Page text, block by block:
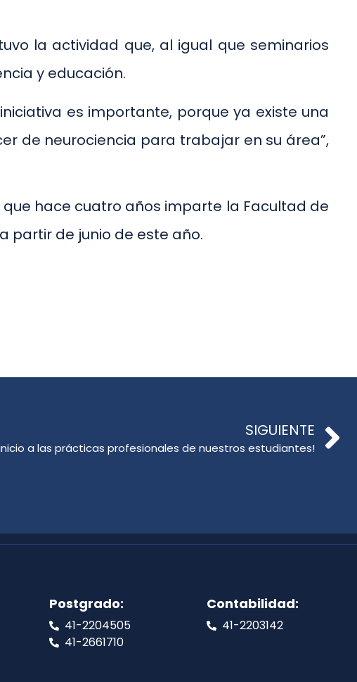
la actividad que, al igual que seminarios
y educación.
es importante, porque ya existe una
de neurociencia para trabajar en su área”,
hace cuatro años imparte la Facultad de
partir de junio de este año.
SIGUIENTE
inicio a las prácticas profesionales de nuestros estudiantes!
Postgrado:
41-2204505
41-2661710
Contabilidad:
41-2203142